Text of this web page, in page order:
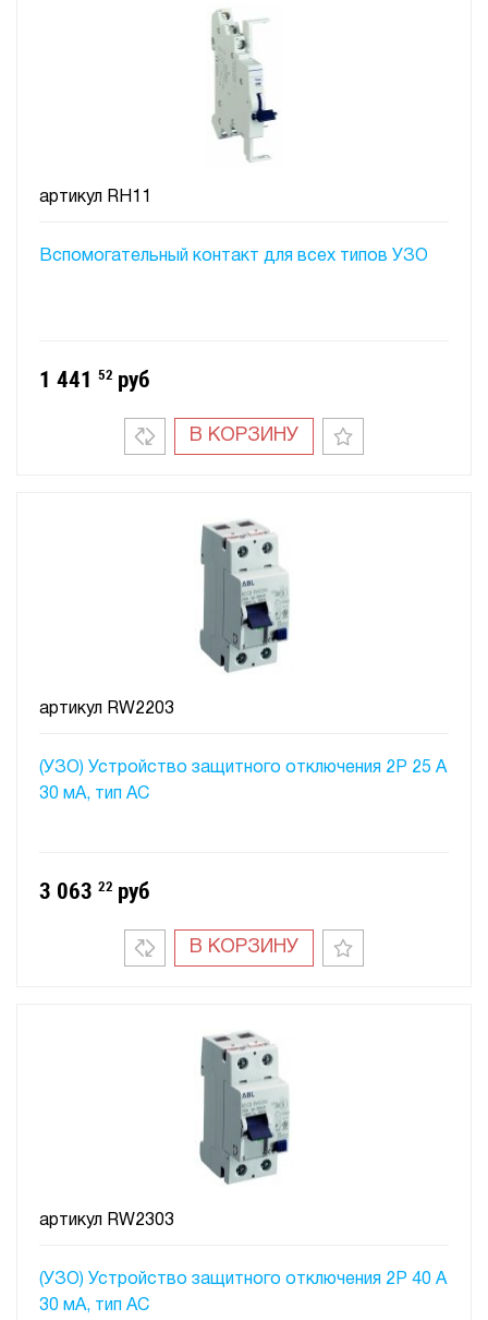
Вспомогательный контакт для всех типов УЗО
артикул RH11
1 441 52 руб
В КОРЗИНУ
(УЗО) Устройство защитного отключения 2P 25 A
30 мA, тип АC
артикул RW2203
3 063 22 руб
В КОРЗИНУ
(УЗО) Устройство защитного отключения 2P 40 A
30 мA, тип АC
артикул RW2303